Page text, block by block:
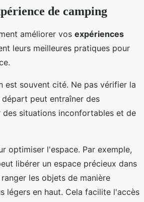
de camping
améliorer vos expériences
leurs meilleures pratiques pour
est souvent cité. Ne pas vérifier la
peut entraîner des
situations inconfortables et de
optimiser l'espace. Par exemple,
libérer un espace précieux dans
les objets de manière
légers en haut. Cela facilite l'accès